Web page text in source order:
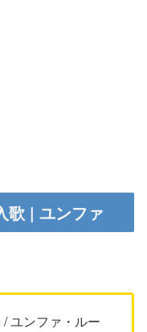
歌 | ユンファ
ユンファ・ルー